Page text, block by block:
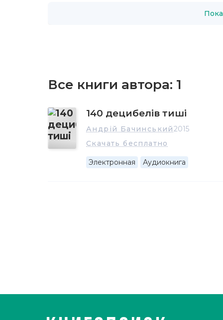
Все книги автора: 1
140 децибелів тиші
Андрій Бачинський2015
Скачать бесплатно
Электронная Аудиокнига